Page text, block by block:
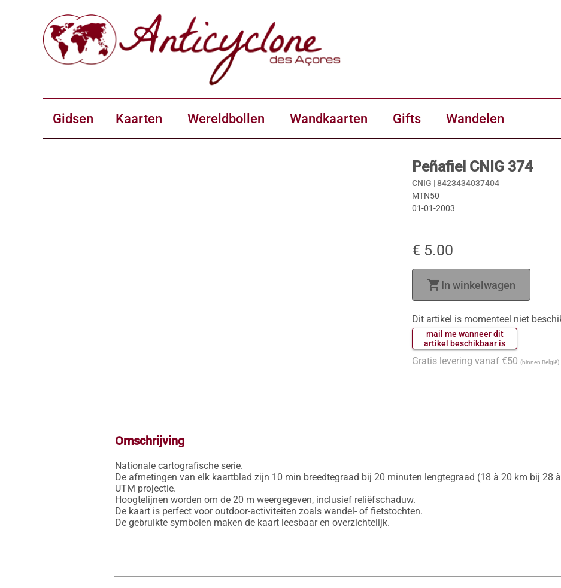
Gidsen Kaarten Wereldbollen Wandkaarten Gifts Wandelen
Peñafiel CNIG 374
CNIG |8423434037404
MTN50
01-01-2003
€ 5.00
shopping_cartIn winkelwagen
Dit artikel is momenteel niet
mail me wanneer dit
Gratis levering vanaf €50 (binnen België)
Omschrijving
Nationale cartografische serie.
De afmetingen van elk kaartblad zijn 10 min breedtegraad bij 20 minuten lengtegraad (18 à 20 km bij 28
UTM projectie.
Hoogtelijnen worden om de 20 m weergegeven, inclusief reliëfschaduw.
De kaart is perfect voor outdoor-activiteiten zoals wandel- of fietstochten.